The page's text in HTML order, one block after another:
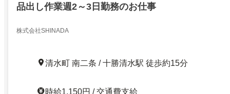
品出し作業週2～3日勤務のお仕事
株式会社SHINADA
清水町 南二条 / 十勝清水駅 徒歩約15分
時給1,150円 / 交通費支給